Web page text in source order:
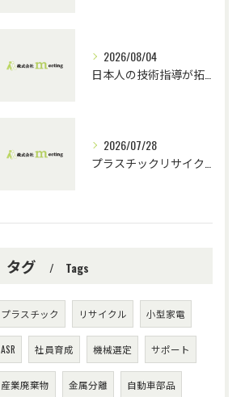
2026/08/04
2026/07/28
タグ Tags
プラスチック リサイクル 小型家電
ASR 社員育成 機械選定 サポート
産業廃棄物 金属分離 自動車部品